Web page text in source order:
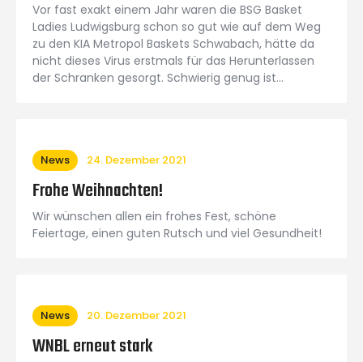
Vor fast exakt einem Jahr waren die BSG Basket
Ladies Ludwigsburg schon so gut wie auf dem Weg
zu den KIA Metropol Baskets Schwabach, hätte da
nicht dieses Virus erstmals für das Herunterlassen
der Schranken gesorgt. Schwierig genug ist…
News 24. Dezember 2021
Frohe Weihnachten!
Wir wünschen allen ein frohes Fest, schöne
Feiertage, einen guten Rutsch und viel Gesundheit!
News 20. Dezember 2021
WNBL erneut stark